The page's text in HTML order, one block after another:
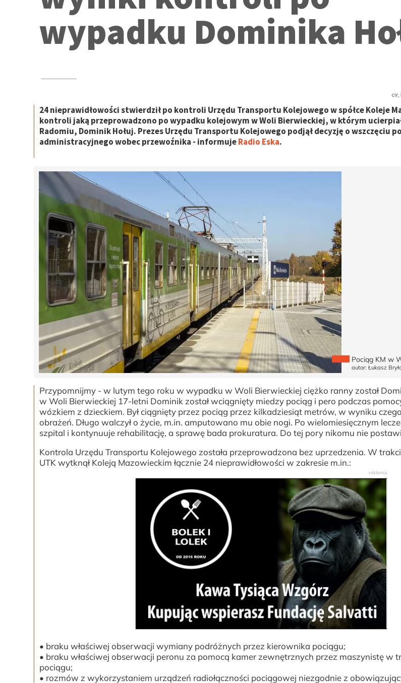
wypadku Dominika
cir,
24 nieprawidłowości stwierdził po kontroli Urzędu Transportu Kolejowego w spółce Koleje
kontroli jaką przeprowadzono po wypadku kolejowym w Woli Bierwieckiej, w którym ucierpiał
Radomiu, Dominik Hołuj. Prezes Urzędu Transportu Kolejowego podjął decyzję o wszczęciu
administracyjnego wobec przewoźnika - informujeRadio Eska.
Pociąg KM w
autor: Łukasz
Przypomnijmy - w lutym tego roku w wypadku w Woli Bierwieckiej ciężko ranny został
w Woli Bierwieckiej 17-letni Dominik został wciągnięty miedzy pociąg i pero podczas
wózkiem z dzieckiem. Był ciągnięty przez pociąg przez kilkadziesiąt metrów, w wyniku
obrażeń. Długo walczył o życie, m.in. amputowano mu obie nogi. Po wielomiesięcznym
szpital i kontynuuje rehabilitację, a sprawę bada prokuratura. Do tej pory nikomu nie
Kontrola Urzędu Transportu Kolejowego została przeprowadzona bez uprzedzenia. W
UTK wytknął Koleją Mazowieckim łącznie 24 nieprawidłowości w zakresie m.in.:
• braku właściwej obserwacji wymiany podróżnych przez kierownika pociągu;
• braku właściwej obserwacji peronu za pomocą kamer zewnętrznych przez maszynistę w
pociągu;
• rozmów z wykorzystaniem urządzeń radiołączności pociągowej niezgodnie z